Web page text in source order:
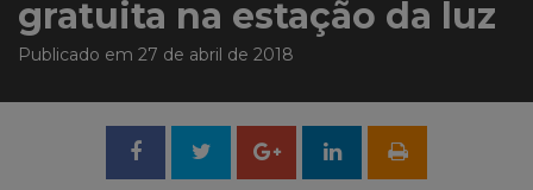
gratuita na estação da luz
Publicado em 27 de abril de 2018
Compartilhar
TweetarCompartilhar